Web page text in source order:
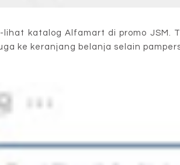
katalog Alfamart di promo JSM.
ke keranjang belanja selain